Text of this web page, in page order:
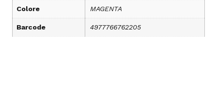
Colore MAGENTA
Barcode 4977766762205